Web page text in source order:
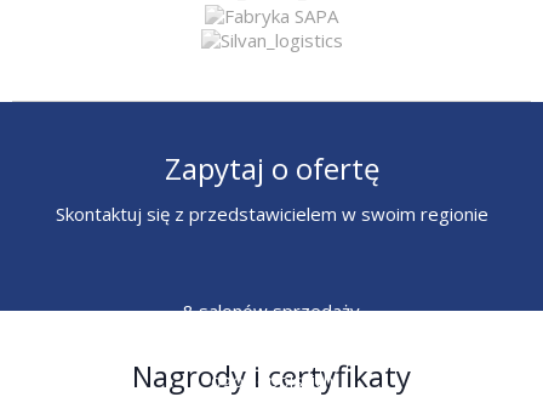
Zapytaj o ofertę
Skontaktuj się z przedstawicielem w swoim regionie
8 salonów sprzedaży
ogólnopolskich
Nagrody i certyfikaty